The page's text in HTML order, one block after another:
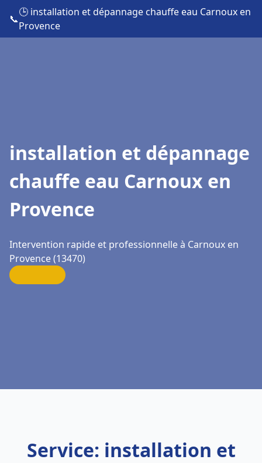
📞
🕒 installation et dépannage chauffe eau Carnoux en
Provence
installation et dépannage
chauffe eau Carnoux en
Provence
Intervention rapide et professionnelle à Carnoux en
Provence (13470)
Service: installation et